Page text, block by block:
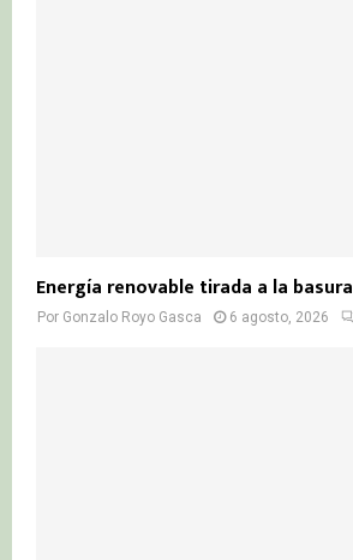
Energía renovable tirada a la basura
Por Gonzalo Royo Gasca 6 agosto, 2026